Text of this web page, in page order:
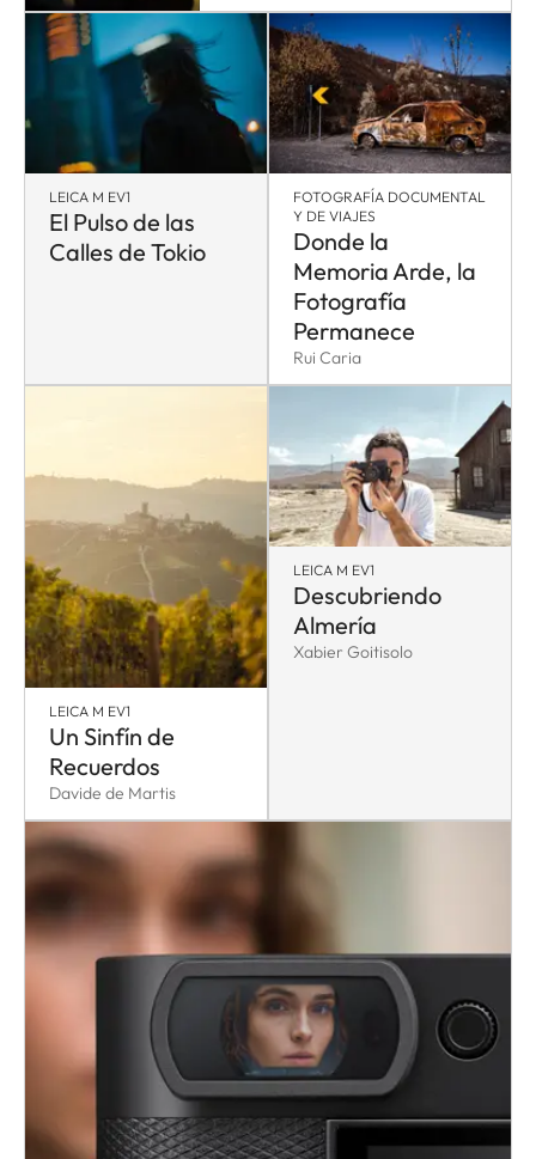
LEICA M EV1
El Pulso de las
Calles de Tokio
FOTOGRAFÍA DOCUMENTAL
Y DE VIAJES
Donde la
Memoria Arde, la
Fotografía
Permanece
Rui Caria
LEICA M EV1
Un Sinfín de
Recuerdos
Davide de Martis
LEICA M EV1
Descubriendo
Almería
Xabier Goitisolo